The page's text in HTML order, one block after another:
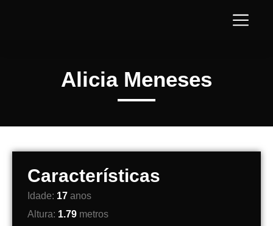
Alicia Meneses
Características
Idade: 17 anos
Altura: 1.79 metros